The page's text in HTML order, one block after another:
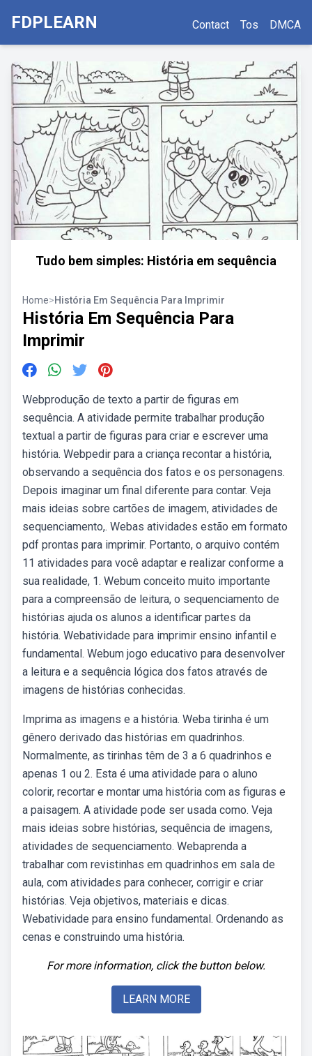
FDPLEARN Contact Tos DMCA
Tudo bem simples: História em sequência
Home>História Em Sequência Para Imprimir
História Em Sequência Para
Imprimir
Webprodução de texto a partir de figuras em
sequência. A atividade permite trabalhar produção
textual a partir de figuras para criar e escrever uma
história. Webpedir para a criança recontar a história,
observando a sequência dos fatos e os personagens.
Depois imaginar um final diferente para contar. Veja
mais ideias sobre cartões de imagem, atividades de
sequenciamento,. Webas atividades estão em formato
pdf prontas para imprimir. Portanto, o arquivo contém
11 atividades para você adaptar e realizar conforme a
sua realidade, 1. Webum conceito muito importante
para a compreensão de leitura, o sequenciamento de
histórias ajuda os alunos a identificar partes da
história. Webatividade para imprimir ensino infantil e
fundamental. Webum jogo educativo para desenvolver
a leitura e a sequência lógica dos fatos através de
imagens de histórias conhecidas.
Imprima as imagens e a história. Weba tirinha é um
gênero derivado das histórias em quadrinhos.
Normalmente, as tirinhas têm de 3 a 6 quadrinhos e
apenas 1 ou 2. Esta é uma atividade para o aluno
colorir, recortar e montar uma história com as figuras e
a paisagem. A atividade pode ser usada como. Veja
mais ideias sobre histórias, sequência de imagens,
atividades de sequenciamento. Webaprenda a
trabalhar com revistinhas em quadrinhos em sala de
aula, com atividades para conhecer, corrigir e criar
histórias. Veja objetivos, materiais e dicas.
Webatividade para ensino fundamental. Ordenando as
cenas e construindo uma história.
For more information, click the button below.
LEARN MORE